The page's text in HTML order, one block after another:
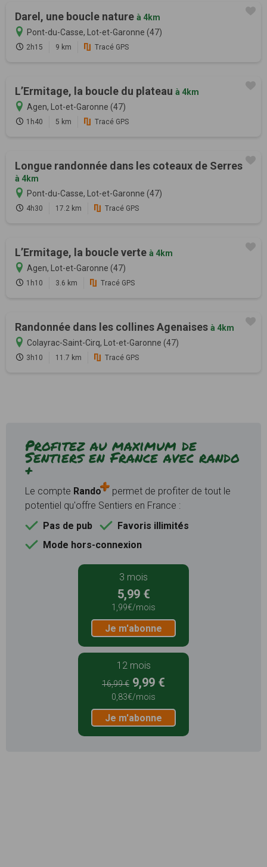
Darel, une boucle nature à 4km
Pont-du-Casse, Lot-et-Garonne (47)
2h15 9 km Tracé GPS
L’Ermitage, la boucle du plateau à 4km
Agen, Lot-et-Garonne (47)
1h40 5 km Tracé GPS
Longue randonnée dans les coteaux de Serres
à 4km
Pont-du-Casse, Lot-et-Garonne (47)
4h30 17.2 km Tracé GPS
L’Ermitage, la boucle verte à 4km
Agen, Lot-et-Garonne (47)
1h10 3.6 km Tracé GPS
Randonnée dans les collines Agenaises à 4km
Colayrac-Saint-Cirq, Lot-et-Garonne (47)
3h10 11.7 km Tracé GPS
Profitez au maximum de
Sentiers en France avec rando
+
Le compte Rando
permet de profiter de tout le
potentiel qu'offre Sentiers en France :
Pas de pub
Favoris illimités
Mode hors-connexion
3 mois
5,99 €
1,99€/mois
Je m'abonne
12 mois
16,99 € 9,99 €
0,83€/mois
Je m'abonne